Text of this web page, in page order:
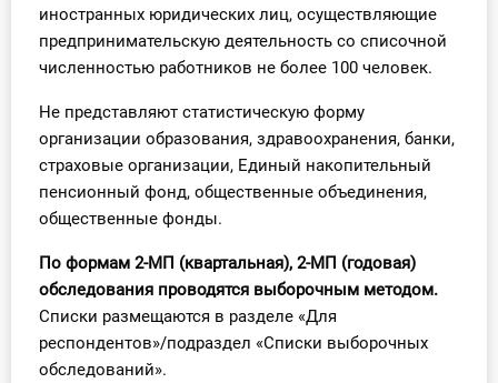
Юридический помощник
О Системе
Обучение
Тарифы
Тестирование для
бухгалтера
иностранных юридических лиц, осуществляющие
предпринимательскую деятельность со списочной
численностью работников не более 100 человек.
Не представляют статистическую форму
организации образования, здравоохранения, банки,
страховые организации, Единый накопительный
пенсионный фонд, общественные объединения,
общественные фонды.
По формам 2-МП (квартальная), 2-МП (годовая)
обследования проводятся выборочным методом.
Списки размещаются в разделе «Для
респондентов»/подраздел «Списки выборочных
обследований».